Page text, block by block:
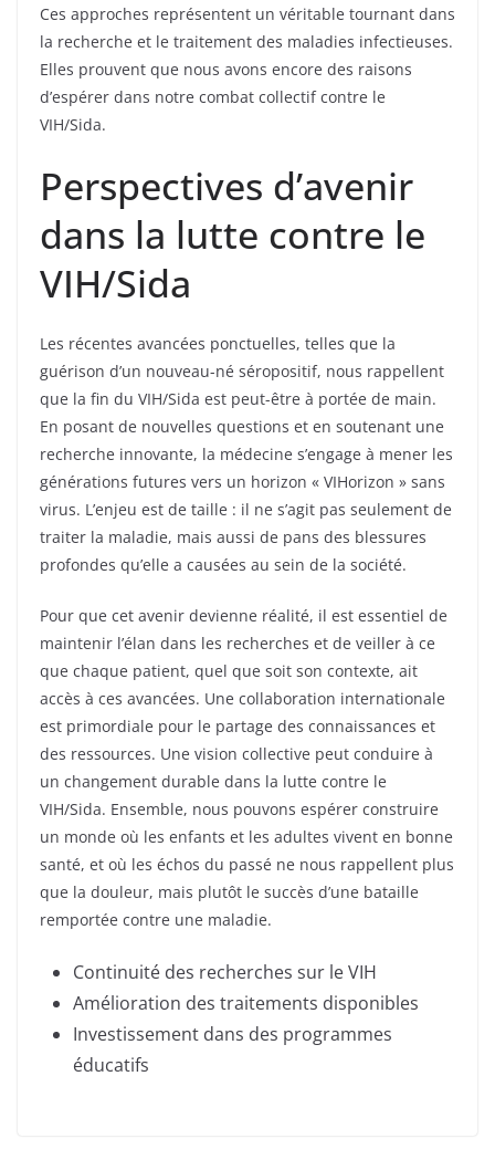
Ces approches représentent un véritable tournant dans
la recherche et le traitement des maladies infectieuses.
Elles prouvent que nous avons encore des raisons
d’espérer dans notre combat collectif contre le
VIH/Sida.
Perspectives d’avenir
dans la lutte contre le
VIH/Sida
Les récentes avancées ponctuelles, telles que la
guérison d’un nouveau-né séropositif, nous rappellent
que la fin du VIH/Sida est peut-être à portée de main.
En posant de nouvelles questions et en soutenant une
recherche innovante, la médecine s’engage à mener les
générations futures vers un horizon « VIHorizon » sans
virus. L’enjeu est de taille : il ne s’agit pas seulement de
traiter la maladie, mais aussi de pans des blessures
profondes qu’elle a causées au sein de la société.
Pour que cet avenir devienne réalité, il est essentiel de
maintenir l’élan dans les recherches et de veiller à ce
que chaque patient, quel que soit son contexte, ait
accès à ces avancées. Une collaboration internationale
est primordiale pour le partage des connaissances et
des ressources. Une vision collective peut conduire à
un changement durable dans la lutte contre le
VIH/Sida. Ensemble, nous pouvons espérer construire
un monde où les enfants et les adultes vivent en bonne
santé, et où les échos du passé ne nous rappellent plus
que la douleur, mais plutôt le succès d’une bataille
remportée contre une maladie.
Continuité des recherches sur le VIH
Amélioration des traitements disponibles
Investissement dans des programmes
éducatifs